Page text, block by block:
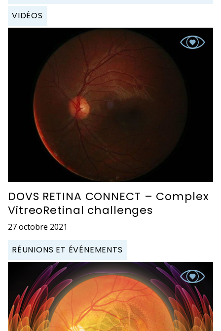
VIDÉOS
DOVS RETINA CONNECT – Complex
VitreoRetinal challenges
27 octobre 2021
RÉUNIONS ET ÉVÉNEMENTS